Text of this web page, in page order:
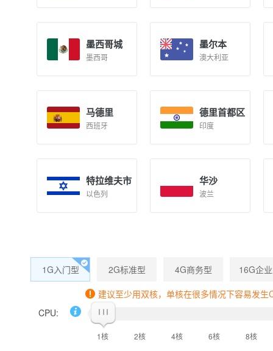
墨西哥城
墨西哥
墨尔本
澳大利亚
马德里
西班牙
德里首都区
印度
特拉维夫市
以色列
华沙
波兰
1G入门型 2G标准型 4G商务型 16G企
CPU:
建议至少用双核，单核在很多情况下容易发生
1核 2核 4核 6核 8核